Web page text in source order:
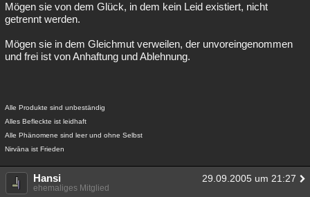
Mögen sie von dem Glück, in dem kein Leid existiert, nicht
getrennt werden.
Mögen sie in dem Gleichmut verweilen, der unvoreingenommen
und frei ist von Anhaftung und Ablehnung.
Alle Produkte sind unbeständig
Alles Befleckte ist leidhaft
Alle Phänomene sind leer und ohne Selbst
Nirvāna ist Frieden
Hansi 29.09.2005 um 21:27
ehemaliges Mitglied